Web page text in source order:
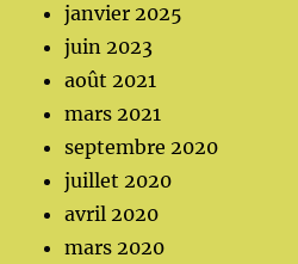
janvier 2025
juin 2023
août 2021
mars 2021
septembre 2020
juillet 2020
avril 2020
mars 2020